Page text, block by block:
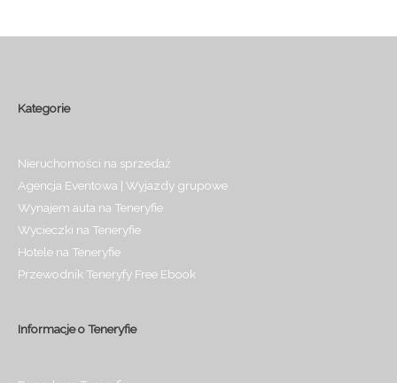
Kategorie
Nieruchomości na sprzedaż
Agencja Eventowa | Wyjazdy grupowe
Wynajem auta na Teneryfie
Wycieczki na Teneryfie
Hotele na Teneryfie
Przewodnik Teneryfy Free Ebook
Informacje o Teneryfie